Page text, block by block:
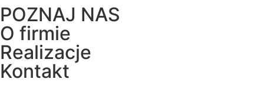
POZNAJ NAS
O firmie
Realizacje
Kontakt